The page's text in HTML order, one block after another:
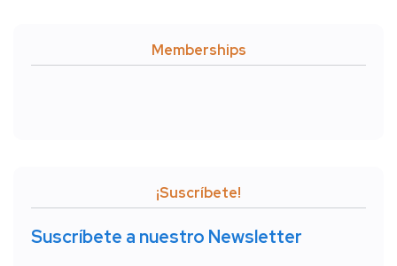
Memberships
¡Suscríbete!
Suscríbete a nuestro Newsletter